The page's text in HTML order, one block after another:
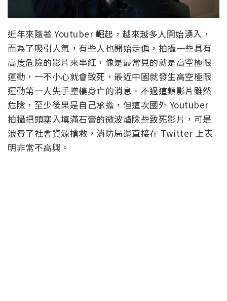
近年來隨著 Youtuber 崛起，越來越多人開始湧入，
而為了吸引人氣，有些人也開始走偏，拍攝一些具有
高度危險的影片來串紅，像是最常見的就是高空極限
運動，一不小心就會致死，最近中國就發生高空極限
運動第一人失手墜樓身亡的消息。不過這類影片雖然
危險，至少後果是自己承擔，但這次國外 Youtuber
拍攝把頭塞入填滿石膏的微波爐險些致死影片，可是
浪費了社會資源搶救，消防局還直接在 Twitter 上表
明非常不高興。